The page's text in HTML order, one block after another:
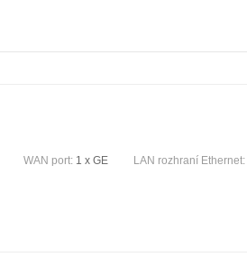
WAN port: 1 x GE LAN rozhraní Ethernet: